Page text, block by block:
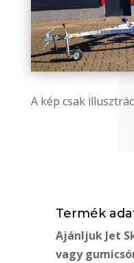
A kép csak
Termék
Ajánljuk Jet
vagy